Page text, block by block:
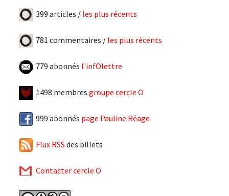
399 articles / les plus récents
781 commentaires / les plus récents
779 abonnés l'infOlettre
1498 membres groupe cercle O
999 abonnés page Pauline Réage
Flux RSS des billets
Contacter cercle O